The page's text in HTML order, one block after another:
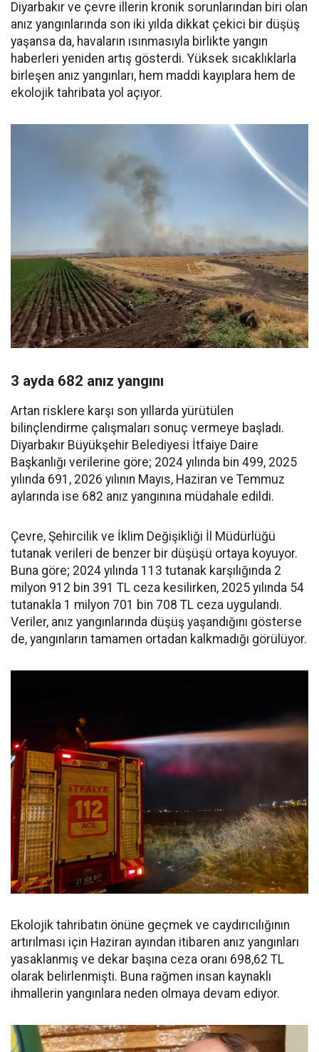
Diyarbakır ve çevre illerin kronik sorunlarından biri olan
anız yangınlarında son iki yılda dikkat çekici bir düşüş
yaşansa da, havaların ısınmasıyla birlikte yangın
haberleri yeniden artış gösterdi. Yüksek sıcaklıklarla
birleşen anız yangınları, hem maddi kayıplara hem de
ekolojik tahribata yol açıyor.
3 ayda 682 anız yangını
Artan risklere karşı son yıllarda yürütülen
bilinçlendirme çalışmaları sonuç vermeye başladı.
Diyarbakır Büyükşehir Belediyesi İtfaiye Daire
Başkanlığı verilerine göre; 2024 yılında bin 499, 2025
yılında 691, 2026 yılının Mayıs, Haziran ve Temmuz
aylarında ise 682 anız yangınına müdahale edildi.
Çevre, Şehircilik ve İklim Değişikliği İl Müdürlüğü
tutanak verileri de benzer bir düşüşü ortaya koyuyor.
Buna göre; 2024 yılında 113 tutanak karşılığında 2
milyon 912 bin 391 TL ceza kesilirken, 2025 yılında 54
tutanakla 1 milyon 701 bin 708 TL ceza uygulandı.
Veriler, anız yangınlarında düşüş yaşandığını gösterse
de, yangınların tamamen ortadan kalkmadığı görülüyor.
Ekolojik tahribatın önüne geçmek ve caydırıcılığının
artırılması için Haziran ayından itibaren anız yangınları
yasaklanmış ve dekar başına ceza oranı 698,62 TL
olarak belirlenmişti. Buna rağmen insan kaynaklı
ihmallerin yangınlara neden olmaya devam ediyor.